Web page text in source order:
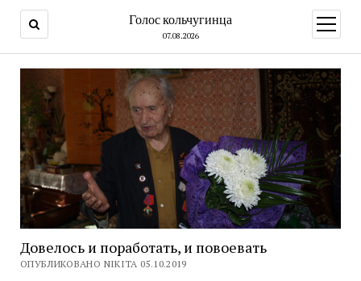
Голос кольчугинца
07.08.2026
меню
Довелось и поработать, и повоевать
ОПУБЛИКОВАНО NIKITA 05.10.2019